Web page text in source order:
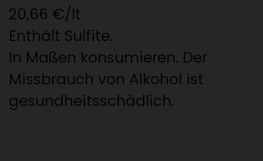
20,66 €/lt
Enthält Sulfite.
In Maßen konsumieren. Der
Missbrauch von Alkohol ist
gesundheitsschädlich.